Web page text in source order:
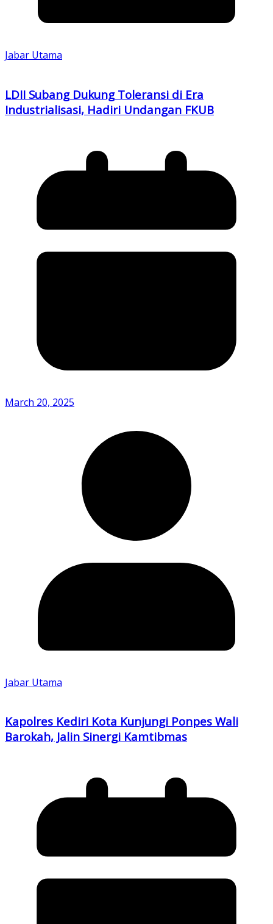
Jabar Utama
LDII Subang Dukung Toleransi di Era
Industrialisasi, Hadiri Undangan FKUB
March 20, 2025
Jabar Utama
Kapolres Kediri Kota Kunjungi Ponpes Wali
Barokah, Jalin Sinergi Kamtibmas